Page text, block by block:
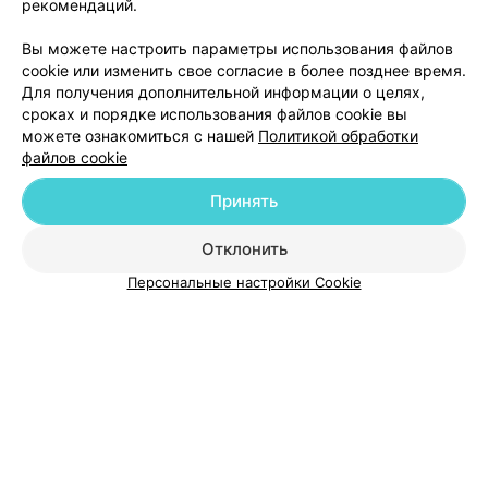
Добавить компанию
рекомендаций.
Вы можете настроить параметры использования файлов
cookie или изменить свое согласие в более позднее время.
Для получения дополнительной информации о целях,
сроках и порядке использования файлов cookie вы
можете ознакомиться с нашей Политикой обработки
файлов cookie
Отклонить
Принять
Персональные настройки Cookie